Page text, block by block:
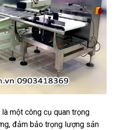
là một công cụ quan trọng
đảm bảo trọng lượng sản